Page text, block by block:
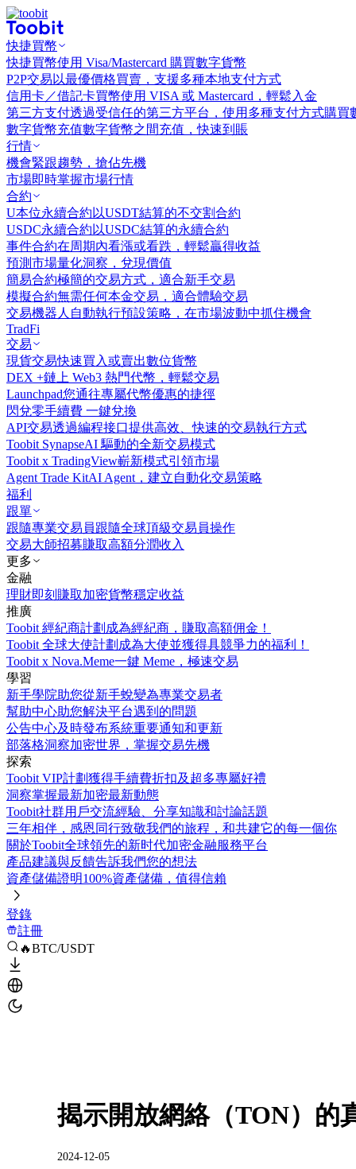
快捷買幣
快捷買幣使用 Visa/Mastercard 購買數字貨幣
P2P交易 以最優價格買賣，支援多種本地支付方式
信用卡／借記卡買幣使用 VISA 或 Mastercard，輕鬆入金
第三方支付透過受信任的第三方平台，使用多種支付方式購買
數字貨幣充值數字貨幣之間充值，快速到賬
行情
機會緊跟趨勢，搶佔先機
市場即時掌握市場行情
合約
U本位永續合約 以USDT結算的不交割合約
USDC永續合約 以USDC結算的永續合約
事件合約在周期內看漲或看跌，輕鬆贏得收益
預測市場量化洞察，兌現價值
簡易合約極簡的交易方式，適合新手交易
模擬合約無需任何本金交易，適合體驗交易
交易機器人 自動執行預設策略，在市場波動中抓住機會
TradFi
交易
現貨交易快速買入或賣出數位貨幣
DEX +鏈上 Web3 熱門代幣，輕鬆交易
Launchpad您通往專屬代幣優惠的捷徑
閃兌零手續費 一鍵兌換
API交易透過編程接口提供高效、快速的交易執行方式
Toobit SynapseAI 驅動的全新交易模式
Toobit x TradingView嶄新模式引領市場
Agent Trade KitAI Agent，建立自動化交易策略
福利
跟單
跟隨專業交易員跟隨全球頂級交易員操作
交易大師招募賺取高額分潤收入
更多
金融
理財即刻賺取加密貨幣穩定收益
推廣
Toobit 經紀商計劃 成為經紀商，賺取高額佣金！
Toobit 全球大使計劃 成為大使並獲得具競爭力的福利！
Toobit x Nova.Meme一鍵 Meme，極速交易
學習
新手學院助您從新手蛻變為專業交易者
幫助中心助您解決平台遇到的問題
公告中心及時發布系統重要通知和更新
部落格洞察加密世界，掌握交易先機
探索
Toobit VIP計劃獲得手續費折扣及超多專屬好禮
洞察掌握最新加密最新動態
Toobit社群用戶交流經驗、分享知識和討論話題
三年相伴，感恩同行致敬我們的旅程，和共建它的每一個你
關於Toobit全球領先的新时代加密金融服務平台
產品建議與反饋告訴我們您的想法
資產儲備證明100%資產儲備，值得信賴
登錄
註冊
🔥BTC/USDT
揭示開放網絡（TON）的
2024-12-05